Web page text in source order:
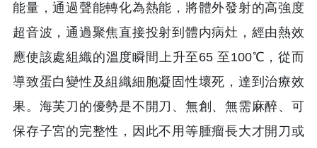
能量，通過聲能轉化為熱能，將體外發射的高強度
超音波，通過聚焦直接投射到體内病灶，經由熱效
應使該處組織的溫度瞬間上升至65 至100℃，從而
導致蛋白變性及組織細胞凝固性壞死，達到治療效
果。海芙刀的優勢是不開刀、無創、無需麻醉、可
保存子宮的完整性，因此不用等腫瘤長大才開刀或